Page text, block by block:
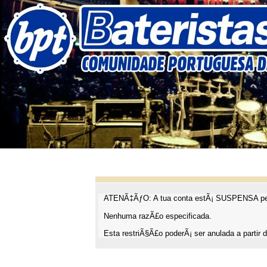
ATENÃ‡ÃƒO: A tua conta estÃ¡ SUSPENSA
Nenhuma razÃ£o especificada.
Esta restriÃ§Ã£o poderÃ¡ ser anulada a partir